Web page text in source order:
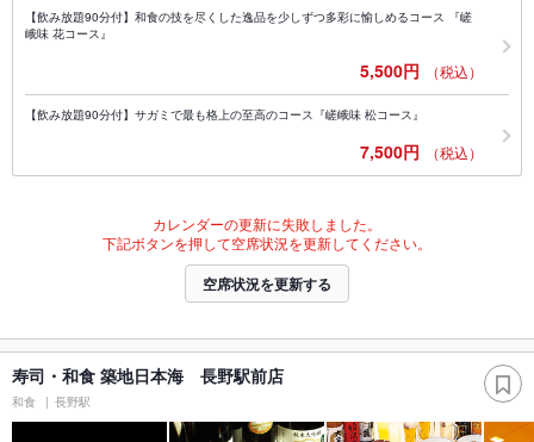
【飲み放題90分付】和食の技を尽くした逸品を少しずつ多彩に愉しめるコース 『嵯
峨味 花コース』
5,500円 （税込）
【飲み放題90分付】サガミで最も格上の至高のコース『嵯峨味 松コース』
7,500円 （税込）
カレンダーの更新に失敗しました。
下記ボタンを押して空席状況を更新してください。
空席状況を更新する
寿司・和食 築地日本海 長野駅前店
和食 長野駅